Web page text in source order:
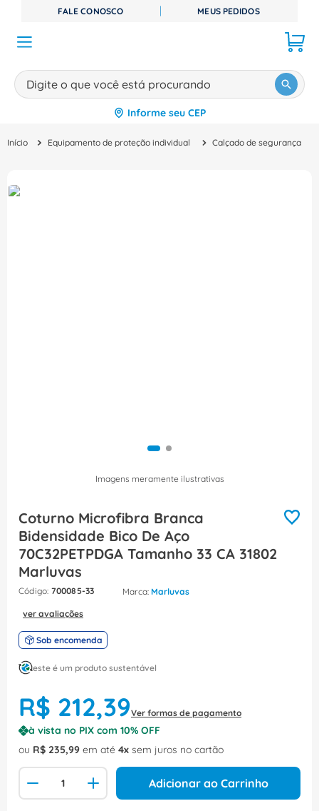
FALE CONOSCO MEUS PEDIDOS
Digite o que você está procurando
Informe seu CEP
Equipamento de proteção individual Calçado de segurança
Imagens meramente ilustrativas
Coturno Microfibra Branca
Bidensidade Bico De Aço
70C32PETPDGA Tamanho 33 CA 31802
Marluvas
: 700085-33 Marluvas
ver avaliações
Sob encomenda
este é um produto sustentável
R$ 212,39Ver formas de pagamento
à vista no PIX com 10% OFF
ou R$ 235,99 em até 4 sem juros no cartão
Adicionar ao Carrinho
TERMOS MAIS BUSCADOS
º disjuntor